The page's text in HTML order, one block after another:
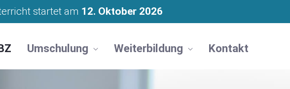
startet am 12. Oktober 2026
Umschulung Weiterbildung Kontakt